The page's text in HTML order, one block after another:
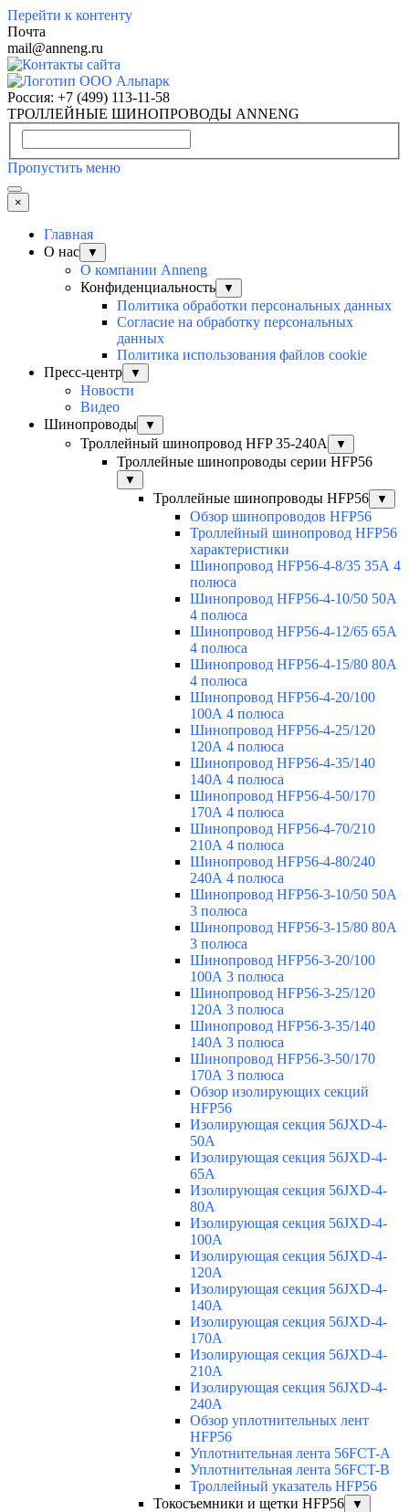
Перейти к контенту
Почта
mail@anneng.ru
Россия: +7 (499) 113-11-58
ТРОЛЛЕЙНЫЕ ШИНОПРОВОДЫ ANNENG
Пропустить меню
×
Главная
О нас
▼
О компании Anneng
Конфиденциальность
▼
Политика обработки персональных данных
Согласие на обработку персональных
данных
Политика использования файлов cookie
Пресс-центр
▼
Новости
Видео
Шинопроводы
▼
Троллейный шинопровод HFP 35-240А ▼
Троллейные шинопроводы серии HFP56
▼
Троллейные шинопроводы HFP56 ▼
Обзор шинопроводов HFP56
Троллейный шинопровод HFP56
характеристики
Шинопровод HFP56-4-8/35 35А 4
полюса
Шинопровод HFP56-4-10/50 50А
4 полюса
Шинопровод HFP56-4-12/65 65А
4 полюса
Шинопровод HFP56-4-15/80 80А
4 полюса
Шинопровод HFP56-4-20/100
100А 4 полюса
Шинопровод HFP56-4-25/120
120А 4 полюса
Шинопровод HFP56-4-35/140
140А 4 полюса
Шинопровод HFP56-4-50/170
170А 4 полюса
Шинопровод HFP56-4-70/210
210А 4 полюса
Шинопровод HFP56-4-80/240
240А 4 полюса
Шинопровод HFP56-3-10/50 50А
3 полюса
Шинопровод HFP56-3-15/80 80А
3 полюса
Шинопровод HFP56-3-20/100
100А 3 полюса
Шинопровод HFP56-3-25/120
120А 3 полюса
Шинопровод HFP56-3-35/140
140А 3 полюса
Шинопровод HFP56-3-50/170
170А 3 полюса
Обзор изолирующих секций
HFP56
Изолирующая секция 56JXD-4-
50A
Изолирующая секция 56JXD-4-
65A
Изолирующая секция 56JXD-4-
80A
Изолирующая секция 56JXD-4-
100A
Изолирующая секция 56JXD-4-
120A
Изолирующая секция 56JXD-4-
140A
Изолирующая секция 56JXD-4-
170A
Изолирующая секция 56JXD-4-
210A
Изолирующая секция 56JXD-4-
240A
Обзор уплотнительных лент
HFP56
Уплотнительная лента 56FCT-A
Уплотнительная лента 56FCT-B
Троллейный указатель HFP56
Токосъемники и щетки HFP56
▼